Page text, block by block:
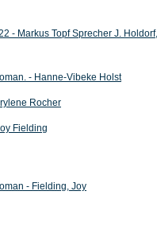
- Markus Topf Sprecher J.
- Hanne-Vibeke Holst
Rocher
Fielding
- Fielding, Joy